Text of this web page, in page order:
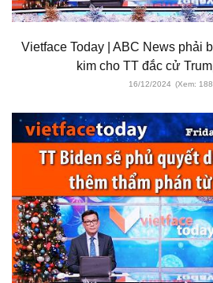
Vietface Today | ABC News phải
kim cho TT đắc cử
16/12/2024 (Xem: